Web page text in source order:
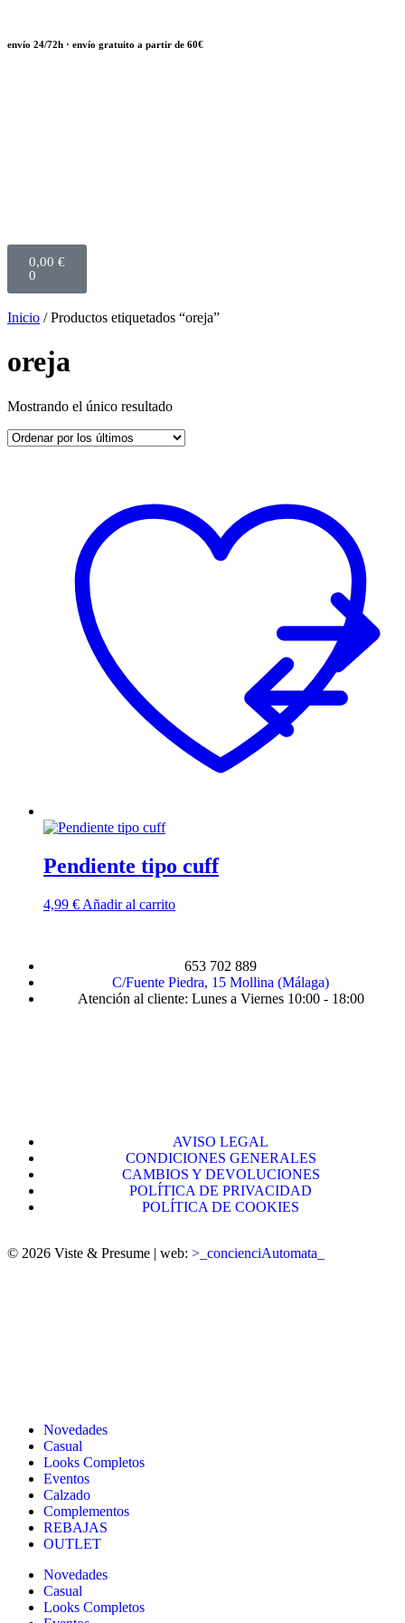
envío 24/72h · envío gratuito a partir de 60€
0,00 €
0
Inicio / Productos etiquetados “oreja”
oreja
Mostrando el único resultado
Pendiente tipo cuff
4,99 € Añadir al carrito
653 702 889
C/Fuente Piedra, 15 Mollina (Málaga)
Atención al cliente: Lunes a Viernes 10:00 - 18:00
AVISO LEGAL
CONDICIONES GENERALES
CAMBIOS Y DEVOLUCIONES
POLÍTICA DE PRIVACIDAD
POLÍTICA DE COOKIES
© 2026 Viste & Presume | web: >_concienciAutomata_
Novedades
Casual
Looks Completos
Eventos
Calzado
Complementos
REBAJAS
OUTLET
Novedades
Casual
Looks Completos